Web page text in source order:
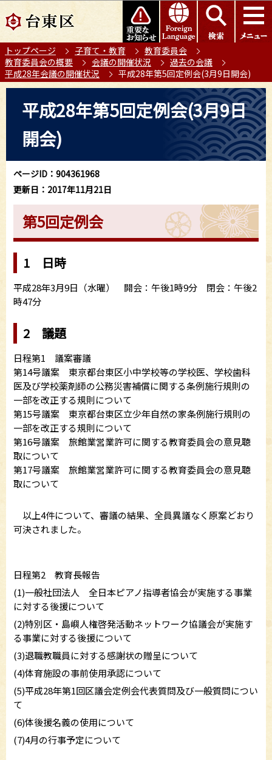
の
ー
ジ
の
このページの本文へ移動
トップページ 子育て・教育
教育委員会
教育委員会の概要
会議の開催状況
過去の会議
平成28年会議の開催状況
平成28年第5回定例会(3月9日開会)
ら
平成28年第5回定例会(3月9日
開会)
ページID：904361968
更新日：2017年11月21日
第5回定例会
1 日時
平成28年3月9日（水曜） 開会：午後1時9分 閉会：午後2
時47分
2 議題
日程第1 議案審議
第14号議案 東京都台東区小中学校等の学校医、学校歯科
医及び学校薬剤師の公務災害補償に関する条例施行規則の
一部を改正する規則について
第15号議案 東京都台東区立少年自然の家条例施行規則の
一部を改正する規則について
第16号議案 旅館業営業許可に関する教育委員会の意見聴
取について
第17号議案 旅館業営業許可に関する教育委員会の意見聴
取について
以上4件について、審議の結果、全員異議なく原案どおり
可決されました。
日程第2 教育長報告
(1)一般社団法人 全日本ピアノ指導者協会が実施する事業
に対する後援について
(2)特別区・島嶼人権啓発活動ネットワーク協議会が実施す
る事業に対する後援について
(3)退職教職員に対する感謝状の贈呈について
(4)体育施設の事前使用承認について
(5)平成28年第1回区議会定例会代表質問及び一般質問につい
て
(6)体後援名義の使用について
(7)4月の行事予定について